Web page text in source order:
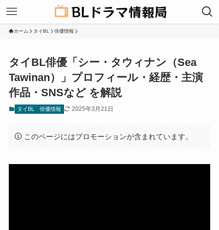
ホーム タイBL 俳優情報
タイBL俳優「シー・タウィナン（Sea
Tawinan）」プロフィール・経歴・主演
作品・SNSなど を解説
タイBL 俳優情報 2025年3月21日
このページにはプロモーションが含まれています。